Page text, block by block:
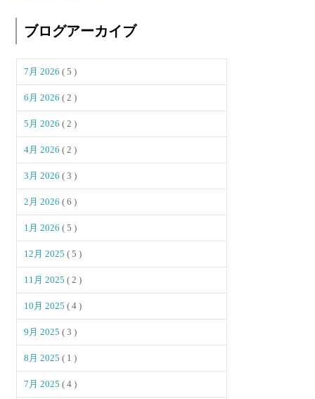
ブログアーカイブ
7月 2026( 5 )
6月 2026( 2 )
5月 2026( 2 )
4月 2026( 2 )
3月 2026( 3 )
2月 2026( 6 )
1月 2026( 5 )
12月 2025( 5 )
11月 2025( 2 )
10月 2025( 4 )
9月 2025( 3 )
8月 2025( 1 )
7月 2025( 4 )